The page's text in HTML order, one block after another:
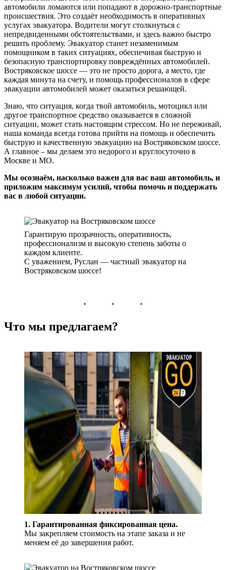
автомобили ломаются или попадают в дорожно-транспортные
происшествия. Это создаёт необходимость в оперативных
услугах эвакуатора. Водители могут столкнуться с
непредвиденными обстоятельствами, и здесь важно быстро
решить проблему. Эвакуатор станет незаменимым
помощником в таких ситуациях, обеспечивая быструю и
безопасную транспортировку повреждённых автомобилей.
Востряковское шоссе — это не просто дорога, а место, где
каждая минута на счету, и помощь профессионалов в сфере
эвакуации автомобилей может оказаться решающей.
Знаю, что ситуация, когда твой автомобиль, мотоцикл или
другое транспортное средство оказывается в сложной
ситуации, может стать настоящим стрессом. Но не переживай,
наша команда всегда готова прийти на помощь и обеспечить
быструю и качественную эвакуацию на Востряковском шоссе.
А главное – мы делаем это недорого и круглосуточно в
Москве и МО.
Мы осознаём, насколько важен для вас ваш автомобиль, и
приложим максимум усилий, чтобы помочь и поддержать
вас в любой ситуации.
Гарантирую прозрачность, оперативность,
профессионализм и высокую степень заботы о
каждом клиенте.
С уважением, Руслан — частный эвакуатор на
Востряковском шоссе!
Что мы предлагаем?
1. Гарантированная фиксированная цена.
Мы закрепляем стоимость на этапе заказа и не
меняем её до завершения работ.